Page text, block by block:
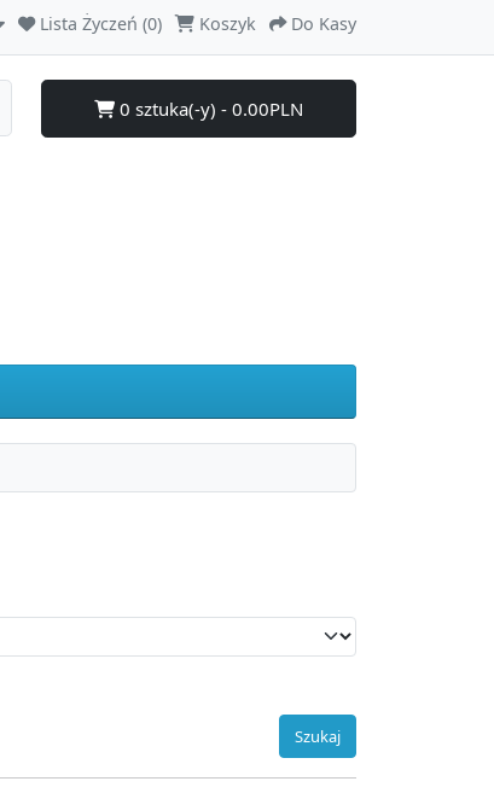
Lista Życzeń (0) Koszyk Do Kasy
0 sztuka(-y) - 0.00PLN
Szukaj